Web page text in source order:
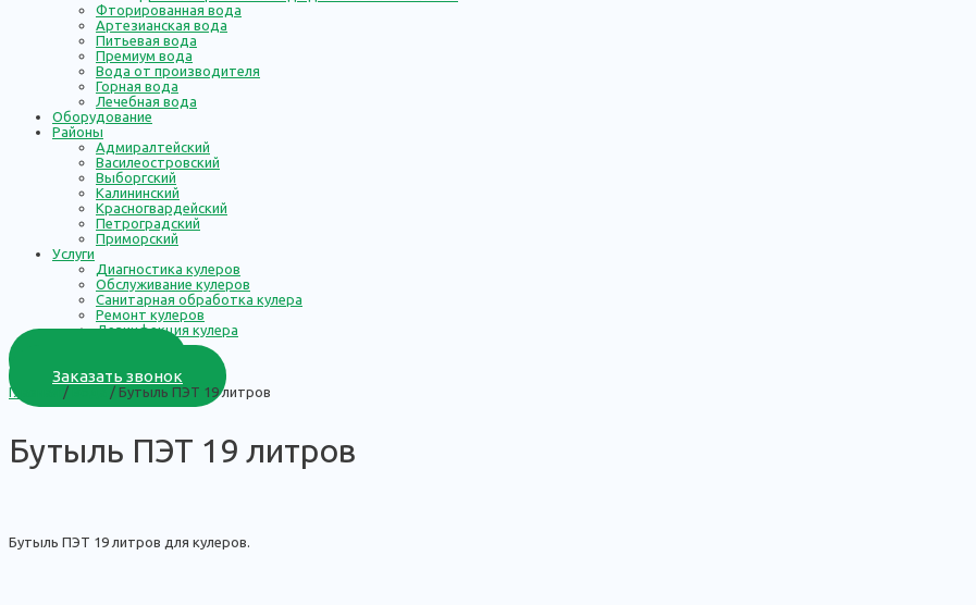
Фторированная вода
Артезианская вода
Питьевая вода
Премиум вода
Вода от производителя
Горная вода
Лечебная вода
Оборудование
Районы
Адмиралтейский
Василеостровский
Выборгский
Калининский
Красногвардейский
Петроградский
Приморский
Услуги
Диагностика кулеров
Обслуживание кулеров
Санитарная обработка кулера
Ремонт кулеров
Дезинфекция кулера
Заказать звонок
Главная / / Бутыль ПЭТ 19 литров
Бутыль ПЭТ 19 литров
Бутыль ПЭТ 19 литров для кулеров.